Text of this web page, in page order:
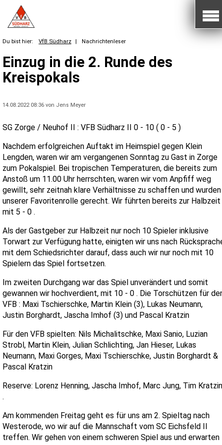
Du bist hier: VfB Südharz | Nachrichtenleser
Einzug in die 2. Runde des
Kreispokals
14.08.2022 08:36 von Jens Meyer
SG Zorge / Neuhof II : VFB Südharz II 0 - 10 ( 0 - 5 )
Nachdem erfolgreichen Auftakt im Heimspiel gegen Klein
Lengden, waren wir am vergangenen Sonntag zu Gast in Zorge
zum Pokalspiel. Bei tropischen Temperaturen, die bereits zum
Anstoß um 11.00 Uhr herrschten, waren wir vom Anpfiff weg
gewillt, sehr zeitnah klare Verhältnisse zu schaffen und wurden
unserer Favoritenrolle gerecht. Wir führten bereits zur Halbzeit
mit 5 - 0 .
Als der Gastgeber zur Halbzeit nur noch 10 Spieler inklusive
Torwart zur Verfügung hatte, einigten wir uns nach
mit dem Schiedsrichter darauf, dass auch wir nur noch mit 10
Spielern das Spiel fortsetzen.
Im zweiten Durchgang war das Spiel unverändert und somit
gewannen wir hochverdient, mit 10 - 0 . Die Torschützen für
VFB : Maxi Tschierschke, Martin Klein (3), Lukas Neumann,
Justin Borghardt, Jascha Imhof (3) und Pascal Kratzin
Für den VFB spielten: Nils Michalitschke, Maxi Sanio, Luzian
Strobl, Martin Klein, Julian Schlichting, Jan Hieser, Lukas
Neumann, Maxi Gorges, Maxi Tschierschke, Justin Borghardt &
Pascal Kratzin
Reserve: Lorenz Henning, Jascha Imhof, Marc Jung, Tim Kratzin
.
Am kommenden Freitag geht es für uns am 2. Spieltag nach
Westerode, wo wir auf die Mannschaft vom SC Eichsfeld II
treffen. Wir gehen von einem schweren Spiel aus und erwarten